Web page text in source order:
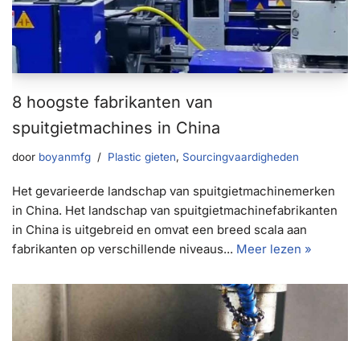
8 hoogste fabrikanten van
spuitgietmachines in China
door boyanmfg Plastic gieten, Sourcingvaardigheden
Het gevarieerde landschap van spuitgietmachinemerken
in China. Het landschap van spuitgietmachinefabrikanten
in China is uitgebreid en omvat een breed scala aan
fabrikanten op verschillende niveaus... Meer lezen »